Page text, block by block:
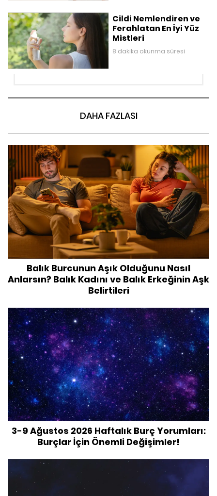
Cildi Nemlendiren ve
Ferahlatan En İyi Yüz
Mistleri
8 dakika okunma süresi
DAHA FAZLASI
Balık Burcunun Aşık Olduğunu Nasıl
Anlarsın? Balık Kadını ve Balık Erkeğinin Aşk
Belirtileri
3-9 Ağustos 2026 Haftalık Burç Yorumları:
Burçlar İçin Önemli Değişimler!